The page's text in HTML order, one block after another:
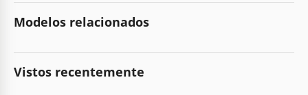
Modelos relacionados
Vistos recentemente